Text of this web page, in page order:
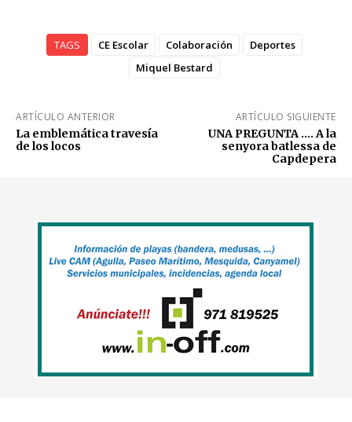
TAGS CE Escolar Colaboración
Deportes
Miquel Bestard
ARTÍCULO ANTERIOR
La emblemática travesía
de los locos
ARTÍCULO SIGUIENTE
UNA PREGUNTA …. A la
senyora batlessa de
Capdepera